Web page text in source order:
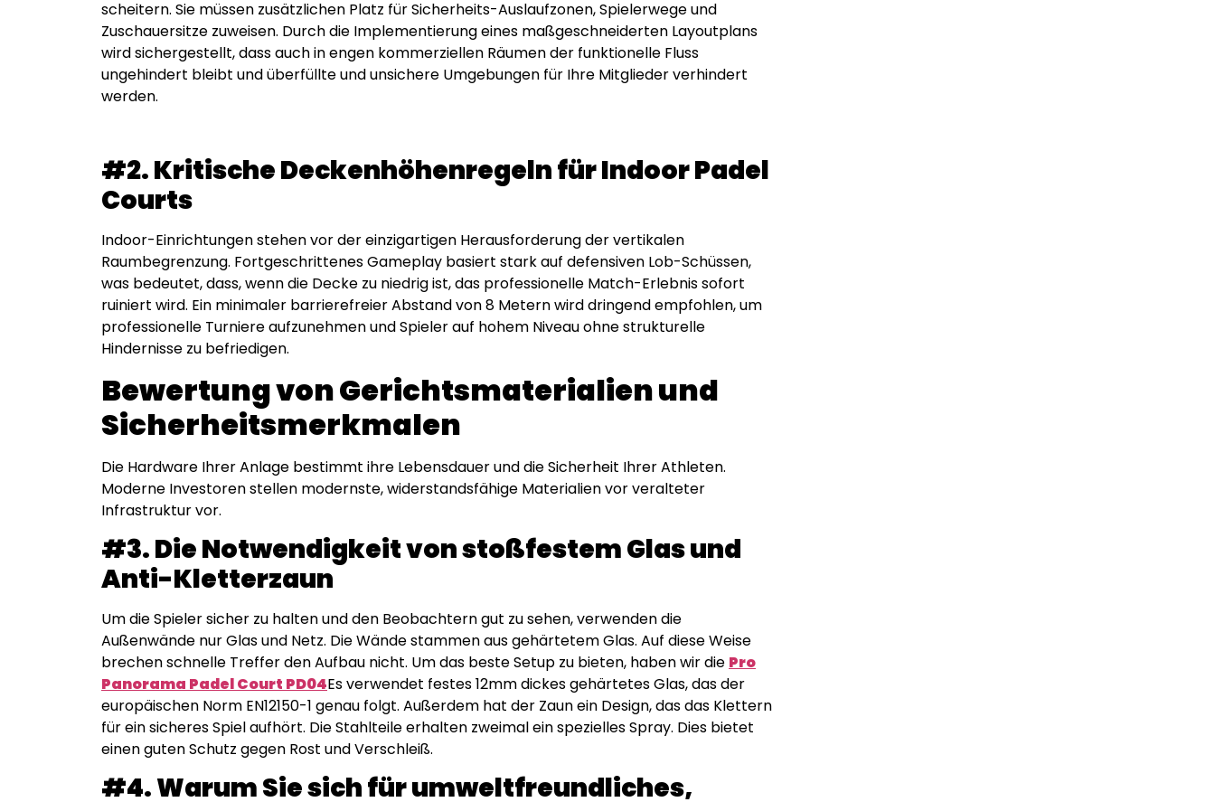
scheitern. Sie müssen zusätzlichen Platz für Sicherheits-Auslaufzonen, Spielerwege und
Zuschauersitze zuweisen. Durch die Implementierung eines maßgeschneiderten Layoutplans
wird sichergestellt, dass auch in engen kommerziellen Räumen der funktionelle Fluss
ungehindert bleibt und überfüllte und unsichere Umgebungen für Ihre Mitglieder verhindert
werden.
#2. Kritische Deckenhöhenregeln für Indoor Padel
Courts
Indoor-Einrichtungen stehen vor der einzigartigen Herausforderung der vertikalen
Raumbegrenzung. Fortgeschrittenes Gameplay basiert stark auf defensiven Lob-Schüssen,
was bedeutet, dass, wenn die Decke zu niedrig ist, das professionelle Match-Erlebnis sofort
ruiniert wird. Ein minimaler barrierefreier Abstand von 8 Metern wird dringend empfohlen, um
professionelle Turniere aufzunehmen und Spieler auf hohem Niveau ohne strukturelle
Hindernisse zu befriedigen.
Bewertung von Gerichtsmaterialien und
Sicherheitsmerkmalen
Die Hardware Ihrer Anlage bestimmt ihre Lebensdauer und die Sicherheit Ihrer Athleten.
Moderne Investoren stellen modernste, widerstandsfähige Materialien vor veralteter
Infrastruktur vor.
#3. Die Notwendigkeit von stoßfestem Glas und
Anti-Kletterzaun
Um die Spieler sicher zu halten und den Beobachtern gut zu sehen, verwenden die
Außenwände nur Glas und Netz. Die Wände stammen aus gehärtetem Glas. Auf diese Weise
brechen schnelle Treffer den Aufbau nicht. Um das beste Setup zu bieten, haben wir die Pro
Panorama Padel Court PD04Es verwendet festes 12mm dickes gehärtetes Glas, das der
europäischen Norm EN12150-1 genau folgt. Außerdem hat der Zaun ein Design, das das Klettern
für ein sicheres Spiel aufhört. Die Stahlteile erhalten zweimal ein spezielles Spray. Dies bietet
einen guten Schutz gegen Rost und Verschleiß.
#4. Warum Sie sich für umweltfreundliches,